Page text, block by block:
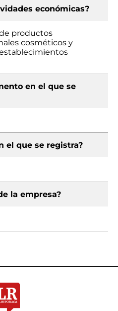
económicas?
productos
cosméticos y
en el que se
el que se registra?
la empresa?